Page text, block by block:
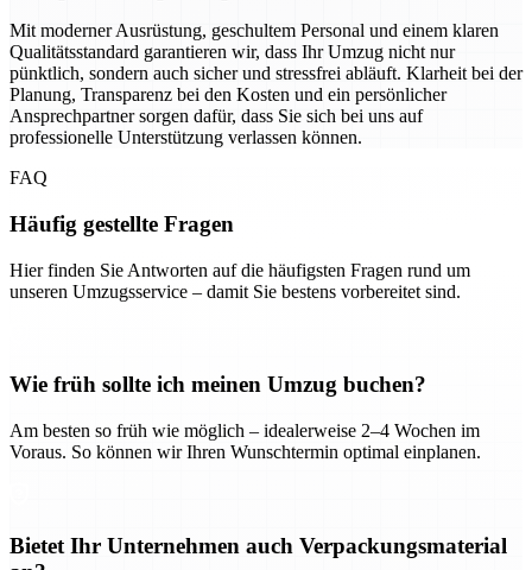
Mit moderner Ausrüstung, geschultem Personal und einem klaren
Qualitätsstandard garantieren wir, dass Ihr Umzug nicht nur
pünktlich, sondern auch sicher und stressfrei abläuft. Klarheit bei der
Planung, Transparenz bei den Kosten und ein persönlicher
Ansprechpartner sorgen dafür, dass Sie sich bei uns auf
professionelle Unterstützung verlassen können.
FAQ
Häufig gestellte Fragen
Hier finden Sie Antworten auf die häufigsten Fragen rund um
unseren Umzugsservice – damit Sie bestens vorbereitet sind.
Wie früh sollte ich meinen Umzug buchen?
Am besten so früh wie möglich – idealerweise 2–4 Wochen im
Voraus. So können wir Ihren Wunschtermin optimal einplanen.
Bietet Ihr Unternehmen auch Verpackungsmaterial